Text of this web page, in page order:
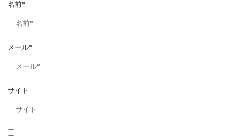
名前*
メール*
サイト